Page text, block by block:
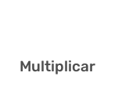
Multiplicar